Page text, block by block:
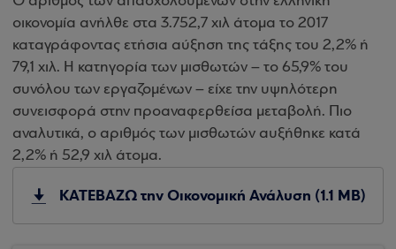
οικονομία ανήλθε στα 3.752,7 χιλ άτομα το 2017
καταγράφοντας ετήσια αύξηση της τάξης του 2,2% ή
79,1 χιλ. H κατηγορία των μισθωτών – το 65,9% του
συνόλου των εργαζομένων – είχε την υψηλότερη
συνεισφορά στην προαναφερθείσα μεταβολή. Πιο
αναλυτικά, ο αριθμός των μισθωτών αυξήθηκε κατά
2,2% ή 52,9 χιλ άτομα.
ΚΑΤΕΒΑΖΩ την Οικονομική Ανάλυση (1.1 MB)